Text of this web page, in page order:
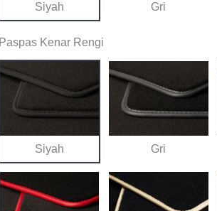
Siyah Gri
Paspas Kenar Rengi
Siyah Gri